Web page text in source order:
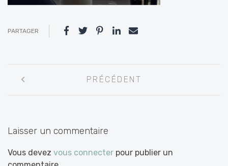
PARTAGER
entre
PRÉCÉDENT
Laisser un commentaire
Vous devez vous connecter pour publier un